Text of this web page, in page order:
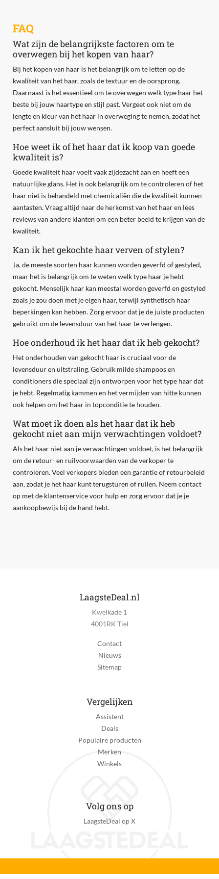
FAQ
Wat zijn de belangrijkste factoren om te
overwegen bij het kopen van haar?
Bij het kopen van haar is het belangrijk om te letten op de
kwaliteit van het haar, zoals de textuur en de oorsprong.
Daarnaast is het essentieel om te overwegen welk type haar het
beste bij jouw haartype en stijl past. Vergeet ook niet om de
lengte en kleur van het haar in overweging te nemen, zodat het
perfect aansluit bij jouw wensen.
Hoe weet ik of het haar dat ik koop van goede
kwaliteit is?
Goede kwaliteit haar voelt vaak zijdezacht aan en heeft een
natuurlijke glans. Het is ook belangrijk om te controleren of het
haar niet is behandeld met chemicaliën die de kwaliteit kunnen
aantasten. Vraag altijd naar de herkomst van het haar en lees
reviews van andere klanten om een beter beeld te krijgen van de
kwaliteit.
Kan ik het gekochte haar verven of stylen?
Ja, de meeste soorten haar kunnen worden geverfd of gestyled,
maar het is belangrijk om te weten welk type haar je hebt
gekocht. Menselijk haar kan meestal worden geverfd en gestyled
zoals je zou doen met je eigen haar, terwijl synthetisch haar
beperkingen kan hebben. Zorg ervoor dat je de juiste producten
gebruikt om de levensduur van het haar te verlengen.
Hoe onderhoud ik het haar dat ik heb gekocht?
Het onderhouden van gekocht haar is cruciaal voor de
levensduur en uitstraling. Gebruik milde shampoos en
conditioners die speciaal zijn ontworpen voor het type haar dat
je hebt. Regelmatig kammen en het vermijden van hitte kunnen
ook helpen om het haar in topconditie te houden.
Wat moet ik doen als het haar dat ik heb
gekocht niet aan mijn verwachtingen voldoet?
Als het haar niet aan je verwachtingen voldoet, is het belangrijk
om de retour- en ruilvoorwaarden van de verkoper te
controleren. Veel verkopers bieden een garantie of retourbeleid
aan, zodat je het haar kunt terugsturen of ruilen. Neem contact
op met de klantenservice voor hulp en zorg ervoor dat je je
aankoopbewijs bij de hand hebt.
LaagsteDeal.nl
Kwelkade 1
4001RK Tiel
Contact
Nieuws
Sitemap
Vergelijken
Assistent
Deals
Populaire producten
Merken
Winkels
Volg ons op
LaagsteDeal op X